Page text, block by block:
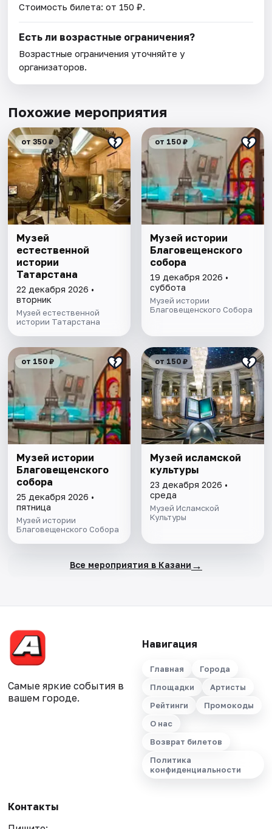
Стоимость билета: от 150 ₽.
Есть ли возрастные ограничения?
Возрастные ограничения уточняйте у
организаторов.
Похожие мероприятия
от 350 ₽
Музей
естественной
истории
Татарстана
22 декабря 2026 •
вторник
Музей естественной
истории Татарстана
от 150 ₽
Музей истории
Благовещенского
собора
19 декабря 2026 •
суббота
Музей истории
Благовещенского Собора
от 150 ₽
Музей истории
Благовещенского
собора
25 декабря 2026 •
пятница
Музей истории
Благовещенского Собора
от 150 ₽
Музей исламской
культуры
23 декабря 2026 •
среда
Музей Исламской
Культуры
Все мероприятия в Казани →
Самые яркие события в
вашем городе.
Навигация
Главная
Города
Площадки
Артисты
Рейтинги
Промокоды
О нас
Возврат билетов
Политика
конфиденциальности
Контакты